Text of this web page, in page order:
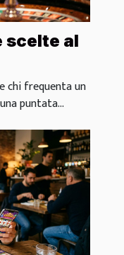
scelte al
che
chi frequenta un
puntata...